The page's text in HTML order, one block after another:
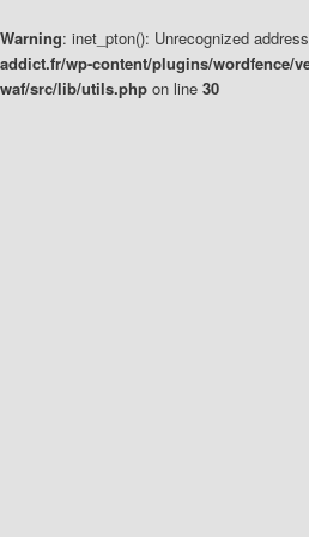
Warning: inet_pton(): Unrecognized
addict.fr/wp-content/plugins/wordfence/
waf/src/lib/utils.php on line 30